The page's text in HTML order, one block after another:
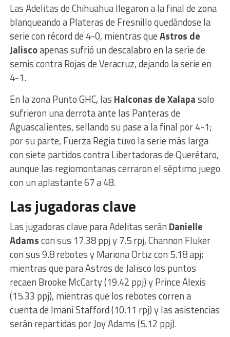
Las Adelitas de Chihuahua llegaron a la final de zona
blanqueando a Plateras de Fresnillo quedándose la
serie con récord de 4-0, mientras queAstros de
Jaliscoapenas sufrió un descalabro en la serie de
semis contra Rojas de Veracruz, dejando la serie en
4-1.
En la zona Punto GHC, las Halconas de Xalapasolo
sufrieron una derrota ante las Panteras de
Aguascalientes, sellando su pase a la final por 4-1;
por su parte, Fuerza Regia tuvo la serie más larga
con siete partidos contra Libertadoras de Querétaro,
aunque las regiomontanas cerraron el séptimo juego
con un aplastante 67 a 48.
Las jugadoras clave
Las jugadoras clave para Adelitas serán Danielle
Adamscon sus 17.38 ppj y 7.5 rpj, Channon Fluker
con sus 9.8 rebotes y Mariona Ortiz con 5.18 apj;
mientras que para Astros de Jalisco los puntos
recaen Brooke McCarty (19.42 ppj) y Prince Alexis
(15.33 ppj), mientras que los rebotes corren a
cuenta de Imani Stafford (10.11 rpj) y las asistencias
serán repartidas por Joy Adams (5.12 ppj).